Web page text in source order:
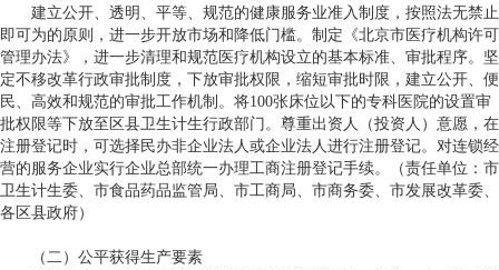
建立公开、透明、平等、规范的健康服务业准入制度，按照法无禁止
即可为的原则，进一步开放市场和降低门槛。制定《北京市医疗机构许可
管理办法》，进一步清理和规范医疗机构设立的基本标准、审批程序。坚
定不移改革行政审批制度，下放审批权限，缩短审批时限，建立公开、便
民、高效和规范的审批工作机制。将100张床位以下的专科医院的设置审
批权限等下放至区县卫生计生行政部门。尊重出资人（投资人）意愿，在
注册登记时，可选择民办非企业法人或企业法人进行注册登记。对连锁经
营的服务企业实行企业总部统一办理工商注册登记手续。（责任单位：市
卫生计生委、市食品药品监管局、市工商局、市商务委、市发展改革委、
各区县政府）
（二）公平获得生产要素